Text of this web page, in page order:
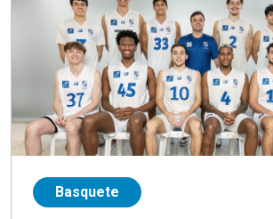
Basquete